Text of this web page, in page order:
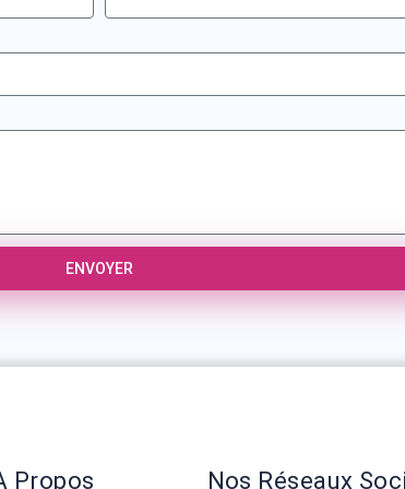
ENVOYER
Propos Nos Réseaux